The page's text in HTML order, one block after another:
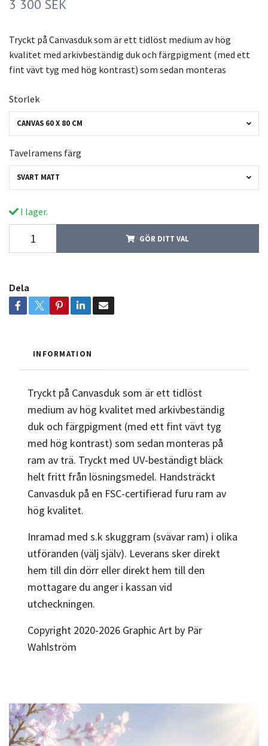
3 300 SEK
Tryckt på Canvasduk som är ett tidlöst medium av hög
kvalitet med arkivbeständig duk och färgpigment (med ett
fint vävt tyg med hög kontrast) som sedan monteras
Storlek
CANVAS 60 X 80 CM
Tavelramens färg
SVART MATT
I lager.
GÖR DITT VAL
Dela
INFORMATION
Tryckt på Canvasduk som är ett tidlöst
medium av hög kvalitet med arkivbeständig
duk och färgpigment (med ett fint vävt tyg
med hög kontrast) som sedan monteras på
ram av trä. Tryckt med UV-beständigt bläck
helt fritt från lösningsmedel. Handsträckt
Canvasduk på en FSC-certifierad furu ram av
hög kvalitet.
Inramad med s.k skuggram (svävar ram) i olika
utföranden (välj själv). Leverans sker direkt
hem till din dörr eller direkt hem till den
mottagare du anger i kassan vid
utcheckningen.
Copyright 2020-2026 Graphic Art by Pär
Wahlström